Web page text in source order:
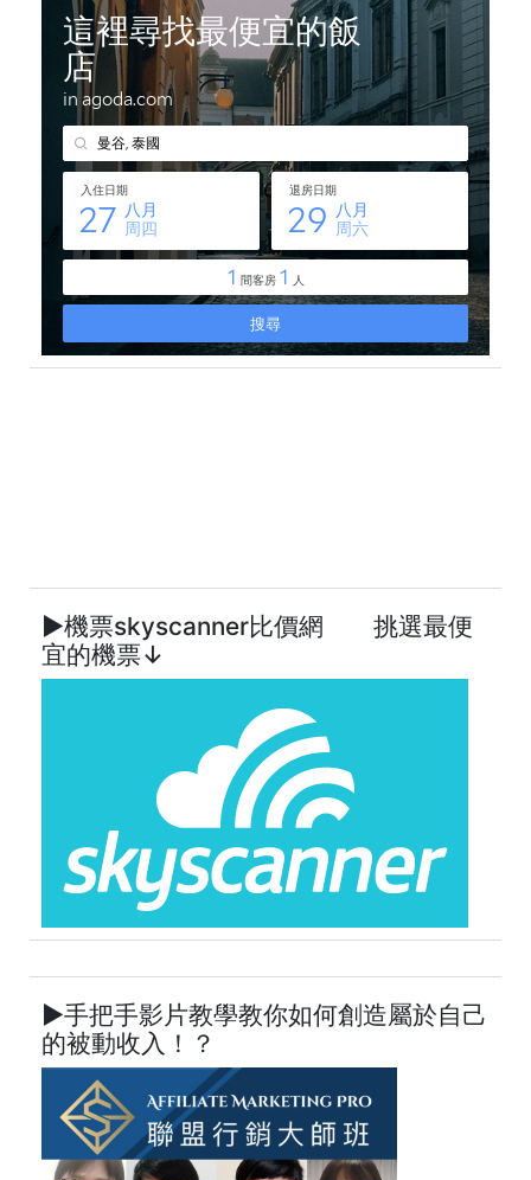
►機票skyscanner比價網 挑選最便
宜的機票↓
►手把手影片教學教你如何創造屬於自己
的被動收入！？